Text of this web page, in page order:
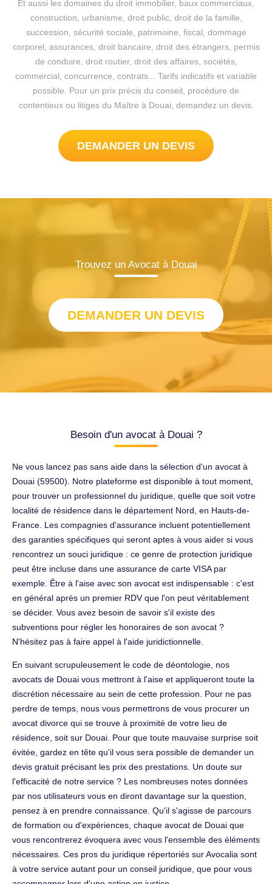
Et aussi les domaines du droit immobilier, baux commerciaux,
construction, urbanisme, droit public, droit de la famille,
succession, sécurité sociale, patrimoine, fiscal, dommage
corporel, assurances, droit bancaire, droit des étrangers, permis
de conduire, droit routier, droit des affaires, sociétés,
commercial, concurrence, contrats... Tarifs indicatifs et variable
possible. Pour un prix précis du conseil, procédure de
contentieux ou litiges du Maître à Douai, demandez un devis.
DEMANDER UN DEVIS
Trouvez un Avocat à Douai
DEMANDER UN DEVIS
Besoin d'un avocat à Douai ?
Ne vous lancez pas sans aide dans la sélection d'un avocat à
Douai (59500). Notre plateforme est disponible à tout moment,
pour trouver un professionnel du juridique, quelle que soit votre
localité de résidence dans le département Nord, en Hauts-de-
France. Les compagnies d'assurance incluent potentiellement
des garanties spécifiques qui seront aptes à vous aider si vous
rencontrez un souci juridique : ce genre de protection juridique
peut être incluse dans une assurance de carte VISA par
exemple. Être à l'aise avec son avocat est indispensable : c'est
en général après un premier RDV que l'on peut véritablement
se décider. Vous avez besoin de savoir s'il existe des
subventions pour régler les honoraires de son avocat ?
N'hésitez pas à faire appel à l'aide juridictionnelle.
En suivant scrupuleusement le code de déontologie, nos
avocats de Douai vous mettront à l'aise et appliqueront toute la
discrétion nécessaire au sein de cette profession. Pour ne pas
perdre de temps, nous vous permettrons de vous procurer un
avocat divorce qui se trouve à proximité de votre lieu de
résidence, soit sur Douai. Pour que toute mauvaise surprise soit
évitée, gardez en tête qu'il vous sera possible de demander un
devis gratuit précisant les prix des prestations. Un doute sur
l'efficacité de notre service ? Les nombreuses notes données
par nos utilisateurs vous en diront davantage sur la question,
pensez à en prendre connaissance. Qu'il s'agisse de parcours
de formation ou d'expériences, chaque avocat de Douai que
vous rencontrerez évoquera avec vous l'ensemble des éléments
nécessaires. Ces pros du juridique répertoriés sur Avocalia sont
à votre service autant pour un conseil juridique, que pour vous